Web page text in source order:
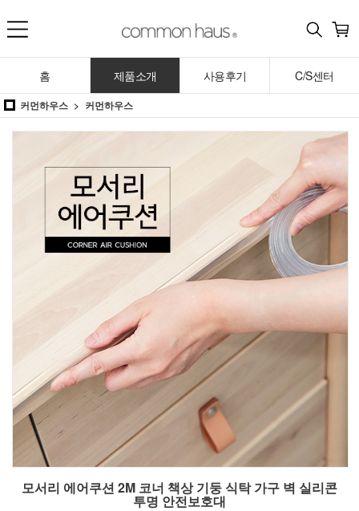
홈 제품소개 사용후기 C/S센터
커먼하우스 커먼하우스
모서리 에어쿠션 2M 코너 책상 기둥 식탁 가구 벽 실리콘
투명 안전보호대